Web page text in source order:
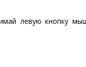
левую кнопку